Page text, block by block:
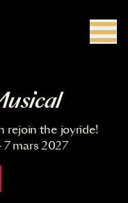
rejoin the joyride!
7 mars 2027